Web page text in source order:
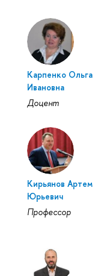
Карпенко Ольга
Ивановна
Доцент
Кирьянов Артем
Юрьевич
Профессор